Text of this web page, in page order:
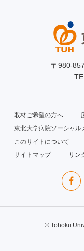
〒980-
取材ご希望の方へ
東北大学病院ソーシャル
このサイトについて
サイトマップ
リン
© Tohoku